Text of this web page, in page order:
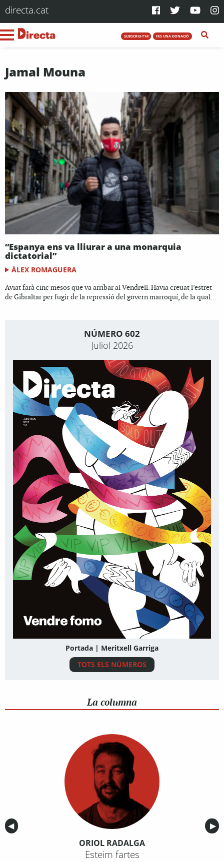
directa.cat
SUBSCRIU-T'HI FES UNA DONACIÓ
Jamal Mouna
“Espanya ens va lliurar a una monarquia
dictatorial”
ÀLEX ROMAGUERA
Aviat farà cinc mesos que va arribar al Vendrell. Havia creuat l’estret
de Gibraltar per fugir de la repressió del govern marroquí, de la qual...
NÚMERO 602
Juliol 2026
Portada | Meritxell Garriga
TOTS ELS NÚMEROS
La columna
Anterior
◀︎ ▶︎
ORIOL RADALGA
Esteim fartes